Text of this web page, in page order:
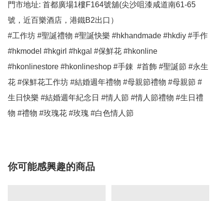
門市地址: 首都廣場1樓F164號舖(尖沙咀漆咸道南61-65
號，近百樂酒店，港鐵B2出口）
#工作坊 #聖誕禮物 #聖誕快樂 #hkhandmade #hkdiy #手作
#hkmodel #hkgirl #hkgal #保鮮花 #hkonline
#hkonlinestore #hkonlineshop #手錬  #首飾 #聖誕節 #永生
花 #保鮮花工作坊 #結婚週年禮物 #母親節禮物 #母親節 #
生日快樂 #結婚週年紀念日 #情人節 #情人節禮物 #生日禮
物 #禮物 #玫瑰花 #玫瑰 #白色情人節
你可能感興趣的商品